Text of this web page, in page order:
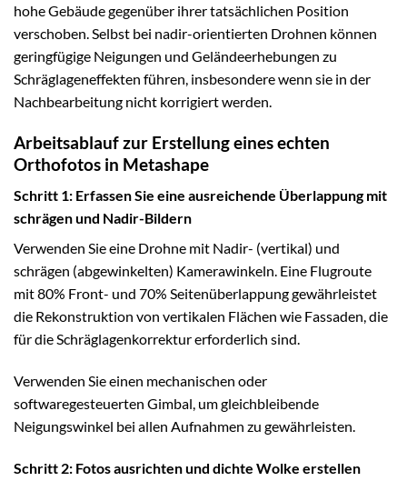
hohe Gebäude gegenüber ihrer tatsächlichen Position
verschoben. Selbst bei nadir-orientierten Drohnen können
geringfügige Neigungen und Geländeerhebungen zu
Schräglageneffekten führen, insbesondere wenn sie in der
Nachbearbeitung nicht korrigiert werden.
Arbeitsablauf zur Erstellung eines echten
Orthofotos in Metashape
Schritt 1: Erfassen Sie eine ausreichende Überlappung mit
schrägen und Nadir-Bildern
Verwenden Sie eine Drohne mit Nadir- (vertikal) und
schrägen (abgewinkelten) Kamerawinkeln. Eine Flugroute
mit 80% Front- und 70% Seitenüberlappung gewährleistet
die Rekonstruktion von vertikalen Flächen wie Fassaden, die
für die Schräglagenkorrektur erforderlich sind.
Verwenden Sie einen mechanischen oder
softwaregesteuerten Gimbal, um gleichbleibende
Neigungswinkel bei allen Aufnahmen zu gewährleisten.
Schritt 2: Fotos ausrichten und dichte Wolke erstellen